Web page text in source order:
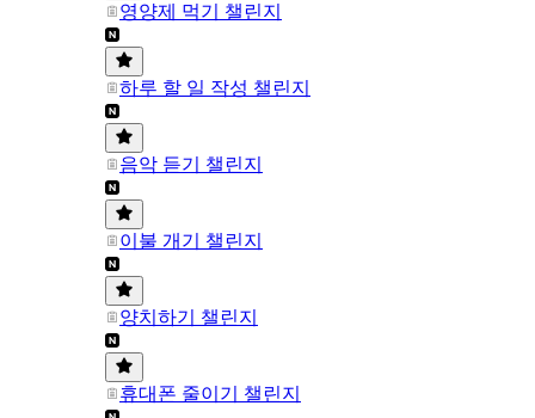
영양제 먹기 챌린지
하루 할 일 작성 챌린지
음악 듣기 챌린지
이불 개기 챌린지
양치하기 챌린지
휴대폰 줄이기 챌린지